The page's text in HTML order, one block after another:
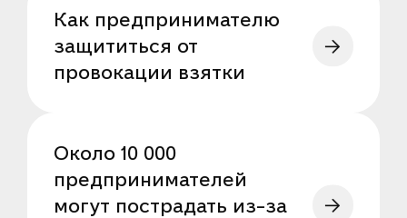
Как предпринимателю
защититься от
провокации взятки
Около 10 000
предпринимателей
могут пострадать из-за